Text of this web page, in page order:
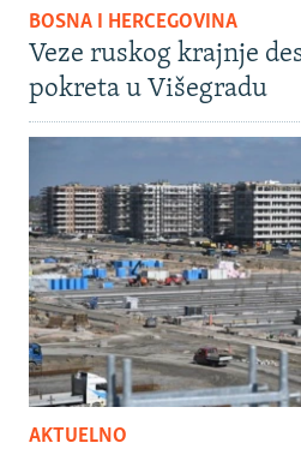
BOSNA I HERCEGOVINA
Veze ruskog krajnje
pokreta u Višegradu
AKTUELNO